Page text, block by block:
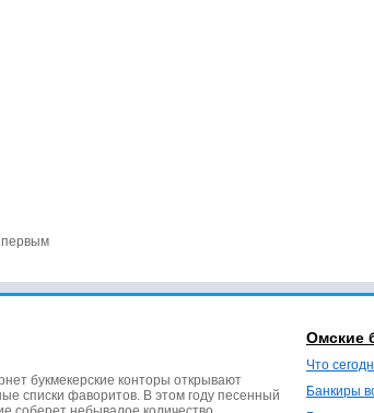
первым
букмекерские конторы открывают
списки фаворитов. В этом году песенный
Омские
Что
Банкиры